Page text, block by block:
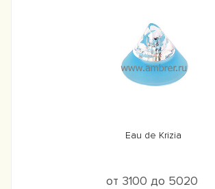
Eau de Krizia
от 3100 до 5020